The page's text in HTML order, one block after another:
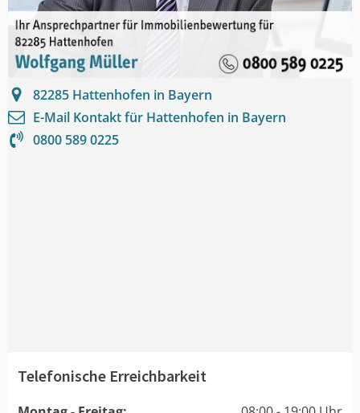
82285 Hattenhofen in Bayern
E-Mail Kontakt für Hattenhofen in Bayern
0800 589 0225
Telefonische Erreichbarkeit